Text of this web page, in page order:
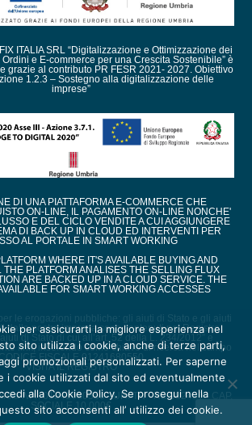
ITALIA SRL “Digitalizzazione e Ottimizzazione dei
e E-commerce per una Crescita Sostenibile” è
grazie al contributo PR FESR 2021- 2027. Obiettivo
1.2.3 – Sostegno alla digitalizzazione delle
imprese”
DI UNA PIATTAFORMA E-COMMERCE CHE
ON-LINE, IL PAGAMENTO ON-LINE NONCHE'
E DEL CICLO VENDITE A CUI AGGIUNGERE
DI BACK UP IN CLOUD ED INTERVENTI PER
AL PORTALE IN SMART WORKING
WHERE IT'S AVAILABLE BUYING AND
THE PLATFORM ANALISES THE SELLING FLUX
ARE BACKED UP IN A CLOUD SERVICE. THE
FOR SMART WORKING ACCESSES
le erogazioni pubbliche: gli aiuti di Stato e gli aiuti
dalla nostra impresa sono contenuti nel Registro
di Stato di cui all’art. 52 della L. 234/2012” e
link, inserendo come chiave di ricerca nel campo
CODICE FISCALE 01241680550
VISITA IL REGISTRO
IVA : 01241680550 - URI TR - REA 82450 - CAP.
SOCIALE 10.000€
per assicurarti la migliore esperienza nel
sito utilizza i cookie, anche di terze parti,
promozionali personalizzati. Per saperne
i cookie utilizzati dal sito ed eventualmente
alla Cookie Policy. Se prosegui nella
sito acconsenti all’ utilizzo dei cookie.